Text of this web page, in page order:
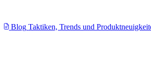
Blog Taktiken, Trends und